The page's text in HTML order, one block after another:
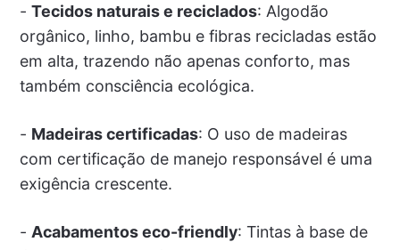
- Tecidos naturais e reciclados: Algodão
orgânico, linho, bambu e fibras recicladas estão
em alta, trazendo não apenas conforto, mas
também consciência ecológica.
- Madeiras certificadas: O uso de madeiras
com certificação de manejo responsável é uma
exigência crescente.
- Acabamentos eco-friendly: Tintas à base de